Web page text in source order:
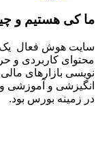
ما کی هستیم و
سایت هوش فعال یک
محتوای کاربردی و
نویسی بازارهای
انگیزشی و آموزشی
در زمینه بورس بود.